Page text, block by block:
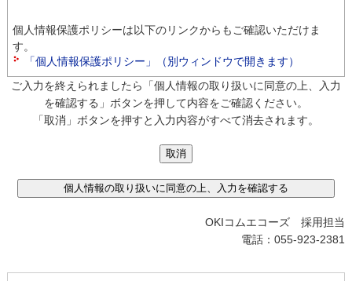
個人情報保護ポリシーは以下のリンクからもご確認いただけま
す。
「個人情報保護ポリシー」（別ウィンドウで開きます）
ご入力を終えられましたら「個人情報の取り扱いに同意の上、入力
を確認する」ボタンを押して内容をご確認ください。
「取消」ボタンを押すと入力内容がすべて消去されます。
OKIコムエコーズ 採用担当
電話：055-923-2381